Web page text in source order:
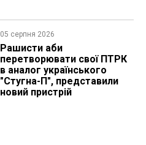
05 серпня 2026
Рашисти аби
перетворювати свої ПТРК
в аналог українського
"Стугна-П", представили
новий пристрій